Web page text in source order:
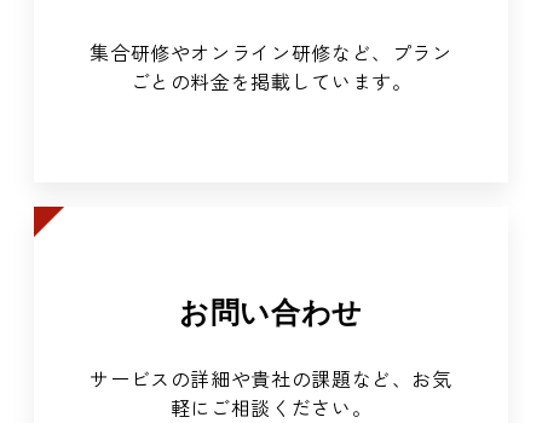
集合研修やオンライン研修など、プラン
ごとの料金を掲載しています。
お問い合わせ
サービスの詳細や貴社の課題など、お気
軽にご相談ください。